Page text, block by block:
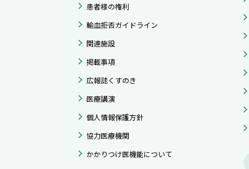
患者様の権利
輸血拒否ガイドライン
関連施設
掲載事項
広報誌くすのき
医療講演
個人情報保護方針
協力医療機関
かかりつけ医機能について